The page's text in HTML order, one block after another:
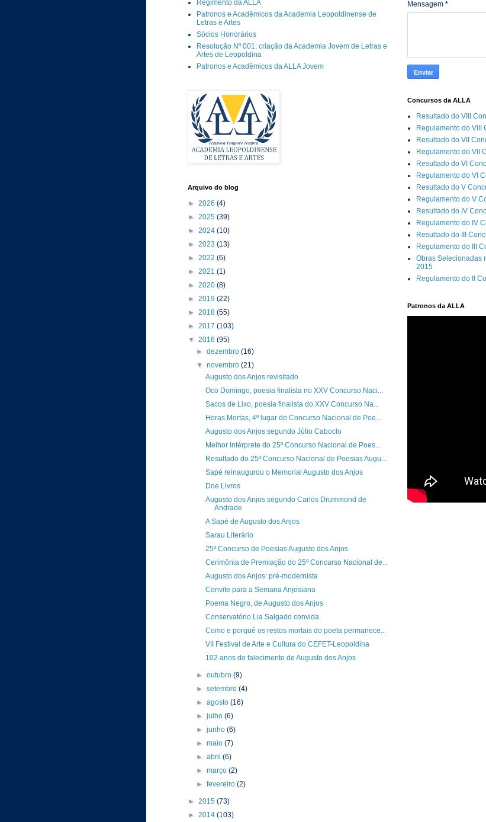
Regimento da ALLA
Patronos e Acadêmicos da Academia Leopoldinense de
Letras e Artes
Sócios Honorários
Resolução Nº 001: criação da Academia Jovem de Letras e
Artes de Leopoldina
Patronos e Acadêmicos da ALLA Jovem
Arquivo do blog
► 2026 (4)
► 2025 (39)
► 2024 (10)
► 2023 (13)
► 2022 (6)
► 2021 (1)
► 2020 (8)
► 2019 (22)
► 2018 (55)
► 2017 (103)
▼ 2016 (95)
►dezembro(16)
▼novembro(21)
Augusto dos Anjos revisitado
Oco Domingo, poesia finalista no XXV Concurso Naci...
Sacos de Lixo, poesia finalista do XXV Concurso Na...
Horas Mortas, 4º lugar do Concurso Nacional de Poe...
Augusto dos Anjos segundo Júlio Caboclo
Melhor Intérprete do 25º Concurso Nacional de Poes...
Resultado do 25º Concurso Nacional de Poesias Augu...
Sapé reinaugurou o Memorial Augusto dos Anjos
Doe Livros
Augusto dos Anjos segundo Carlos Drummond de
Andrade
A Sapé de Augusto dos Anjos
Sarau Literário
25º Concurso de Poesias Augusto dos Anjos
Cerimônia de Premiação do 25º Concurso Nacional de...
Augusto dos Anjos: pré-modernista
Convite para a Semana Anjosiana
Poema Negro, de Augusto dos Anjos
Conservatório Lia Salgado convida
Como e porquê os restos mortais do poeta permanece...
VII Festival de Arte e Cultura do CEFET-Leopoldina
102 anos do falecimento de Augusto dos Anjos
►outubro(9)
►setembro(4)
►agosto(16)
►julho(6)
►junho(6)
►maio(7)
►abril(6)
►março(2)
►fevereiro(2)
► 2015 (73)
► 2014 (103)
Mensagem *
Concursos da ALLA
Resultado do VIII
Regulamento do VIII
Resultado do VII
Regulamento do VII
Resultado do VI
Regulamento do VI
Resultado do V
Regulamento do V
Resultado do IV
Regulamento do IV
Resultado do III
Regulamento do III
Obras Selecionadas
2015
Regulamento do II
Patronos da ALLA